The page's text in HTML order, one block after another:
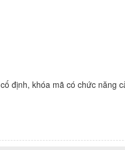
định, khóa mã có chức năng